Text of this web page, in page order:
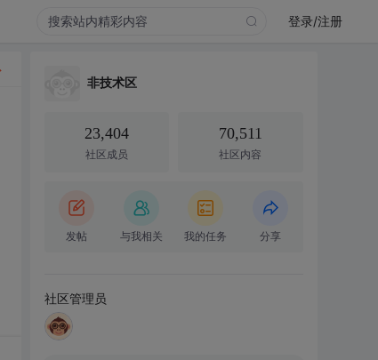
登录/注册
非技术区
23,404
社区成员
70,511
社区内容
发帖 与我相关 我的任务 分享
社区管理员